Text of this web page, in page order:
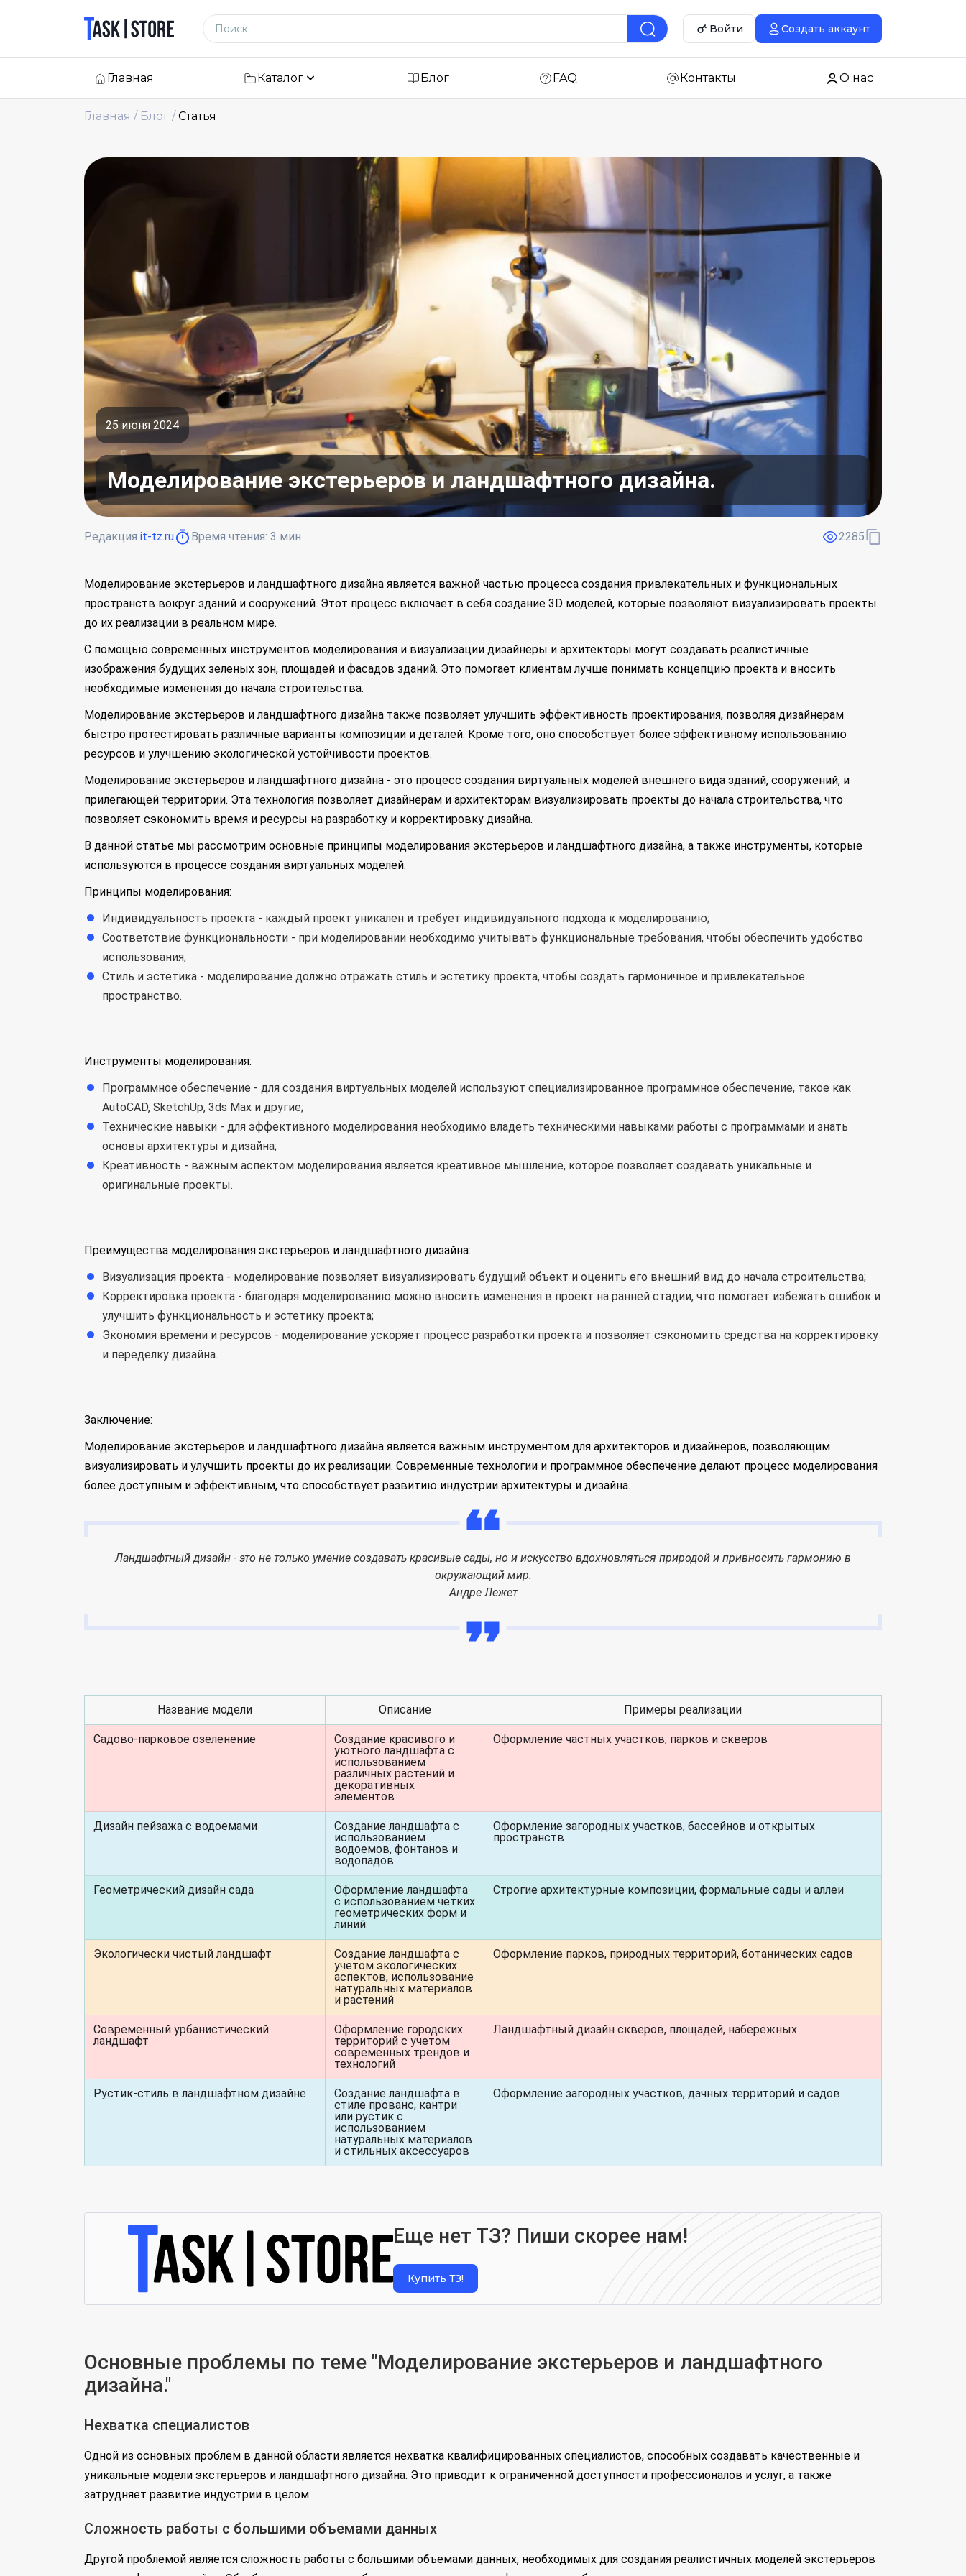
Логотип
Поиск по сайту
Войти Создать аккаунт
Главная Каталог Блог FAQ Контакты О нас
Главная Блог Статья
25 июня 2024
Моделирование экстерьеров и ландшафтного дизайна.
Редакция it-tz.ru Время чтения: 3 мин 2285
Моделирование экстерьеров и ландшафтного дизайна является важной частью процесса создания привлекательных и функциональных
пространств вокруг зданий и сооружений. Этот процесс включает в себя создание 3D моделей, которые позволяют визуализировать проекты
до их реализации в реальном мире.
С помощью современных инструментов моделирования и визуализации дизайнеры и архитекторы могут создавать реалистичные
изображения будущих зеленых зон, площадей и фасадов зданий. Это помогает клиентам лучше понимать концепцию проекта и вносить
необходимые изменения до начала строительства.
Моделирование экстерьеров и ландшафтного дизайна также позволяет улучшить эффективность проектирования, позволяя дизайнерам
быстро протестировать различные варианты композиции и деталей. Кроме того, оно способствует более эффективному использованию
ресурсов и улучшению экологической устойчивости проектов.
Моделирование экстерьеров и ландшафтного дизайна - это процесс создания виртуальных моделей внешнего вида зданий, сооружений, и
прилегающей территории. Эта технология позволяет дизайнерам и архитекторам визуализировать проекты до начала строительства, что
позволяет сэкономить время и ресурсы на разработку и корректировку дизайна.
В данной статье мы рассмотрим основные принципы моделирования экстерьеров и ландшафтного дизайна, а также инструменты, которые
используются в процессе создания виртуальных моделей.
Принципы моделирования:
Индивидуальность проекта - каждый проект уникален и требует индивидуального подхода к моделированию;
Соответствие функциональности - при моделировании необходимо учитывать функциональные требования, чтобы обеспечить удобство
использования;
Стиль и эстетика - моделирование должно отражать стиль и эстетику проекта, чтобы создать гармоничное и привлекательное
пространство.
Инструменты моделирования:
Программное обеспечение - для создания виртуальных моделей используют специализированное программное обеспечение, такое как
AutoCAD, SketchUp, 3ds Max и другие;
Технические навыки - для эффективного моделирования необходимо владеть техническими навыками работы с программами и знать
основы архитектуры и дизайна;
Креативность - важным аспектом моделирования является креативное мышление, которое позволяет создавать уникальные и
оригинальные проекты.
Преимущества моделирования экстерьеров и ландшафтного дизайна:
Визуализация проекта - моделирование позволяет визуализировать будущий объект и оценить его внешний вид до начала строительства;
Корректировка проекта - благодаря моделированию можно вносить изменения в проект на ранней стадии, что помогает избежать ошибок и
улучшить функциональность и эстетику проекта;
Экономия времени и ресурсов - моделирование ускоряет процесс разработки проекта и позволяет сэкономить средства на корректировку
и переделку дизайна.
Заключение:
Моделирование экстерьеров и ландшафтного дизайна является важным инструментом для архитекторов и дизайнеров, позволяющим
визуализировать и улучшить проекты до их реализации. Современные технологии и программное обеспечение делают процесс моделирования
более доступным и эффективным, что способствует развитию индустрии архитектуры и дизайна.
Ландшафтный дизайн - это не только умение создавать красивые сады, но и искусство вдохновляться природой и привносить гармонию в
окружающий мир.
Андре Лежет
Название модели Описание Примеры реализации
Садово-парковое озеленение
Создание красивого и
уютного ландшафта с
использованием
различных растений и
декоративных
элементов
Оформление частных участков, парков и скверов
Дизайн пейзажа с водоемами
Создание ландшафта с
использованием
водоемов, фонтанов и
водопадов
Оформление загородных участков, бассейнов и открытых
пространств
Геометрический дизайн сада
Оформление ландшафта
с использованием четких
геометрических форм и
линий
Строгие архитектурные композиции, формальные сады и аллеи
Экологически чистый ландшафт
Создание ландшафта с
учетом экологических
аспектов, использование
натуральных материалов
и растений
Оформление парков, природных территорий, ботанических садов
Современный урбанистический
ландшафт
Оформление городских
территорий с учетом
современных трендов и
технологий
Ландшафтный дизайн скверов, площадей, набережных
Рустик-стиль в ландшафтном дизайне
Создание ландшафта в
стиле прованс, кантри
или рустик с
использованием
натуральных материалов
и стильных аксессуаров
Оформление загородных участков, дачных территорий и садов
Еще нет ТЗ? Пиши скорее нам!
Купить ТЗ!
Основные проблемы по теме "Моделирование экстерьеров и ландшафтного
дизайна."
Нехватка специалистов
Одной из основных проблем в данной области является нехватка квалифицированных специалистов, способных создавать качественные и
уникальные модели экстерьеров и ландшафтного дизайна. Это приводит к ограниченной доступности профессионалов и услуг, а также
затрудняет развитие индустрии в целом.
Сложность работы с большими объемами данных
Другой проблемой является сложность работы с большими объемами данных, необходимых для создания реалистичных моделей экстерьеров